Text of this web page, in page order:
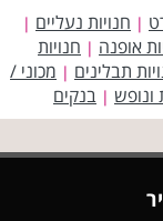
| חנויות נעליים |
אופנה | חנויות
תבלינים | מכוני /
ונופש | בנקים